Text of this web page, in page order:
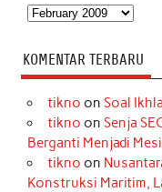
Arsip
KOMENTAR TERBARU
tikno on Soal
tikno on Senja
Berganti Menjadi
tikno on
Konstruksi Maritim,